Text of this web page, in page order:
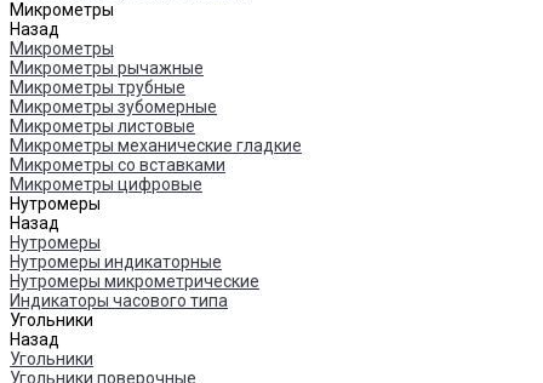
Микрометры
Назад
Микрометры
Микрометры рычажные
Микрометры трубные
Микрометры зубомерные
Микрометры листовые
Микрометры механические гладкие
Микрометры со вставками
Микрометры цифровые
Нутромеры
Назад
Нутромеры
Нутромеры индикаторные
Нутромеры микрометрические
Индикаторы часового типа
Угольники
Назад
Угольники
Угольники поверочные